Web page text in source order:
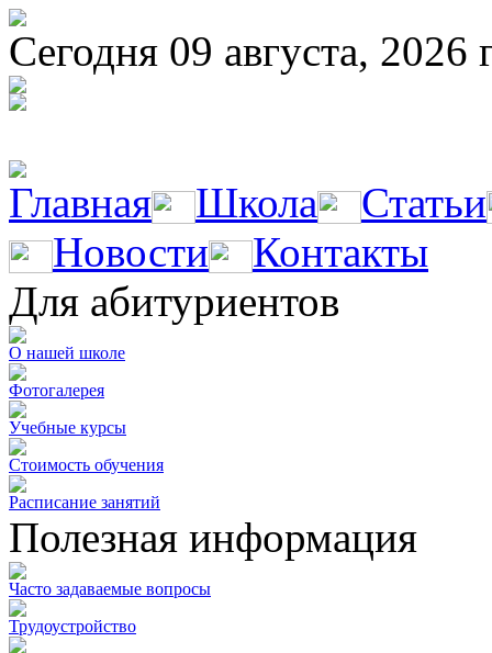
Сегодня 09 августа, 2026
Главная Школа
Статьи
Новости
Контакты
Для абитуриентов
О нашей школе
Фотогалерея
Учебные курсы
Стоимость обучения
Расписание занятий
Полезная информация
Часто задаваемые вопросы
Трудоустройство